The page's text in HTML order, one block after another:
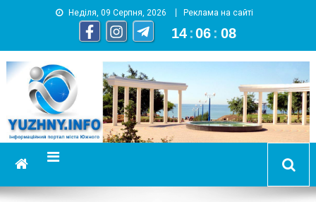
Неділя, 09 Серпня, 2026 Реклама на сайті
14 :06 : 09
YUZHNY.INFO
информационный портал города Южный